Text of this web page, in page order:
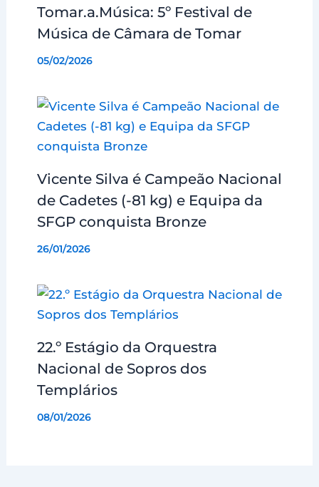
Tomar.a.Música: 5º Festival de
Música de Câmara de Tomar
05/02/2026
Vicente Silva é Campeão Nacional
de Cadetes (-81 kg) e Equipa da
SFGP conquista Bronze
26/01/2026
22.º Estágio da Orquestra
Nacional de Sopros dos
Templários
08/01/2026